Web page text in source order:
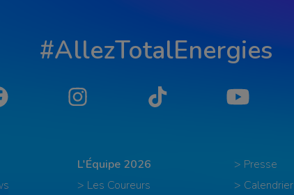
#AllezTotalEnergies
Instagram Tiktok YouTube
L'Équipe 2026
> Les Coureurs
> Presse
> Calendrier